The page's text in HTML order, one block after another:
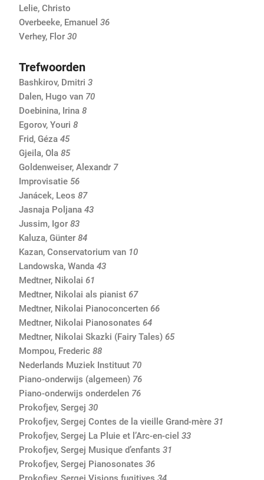
Lelie, Christo
Overbeeke, Emanuel 36
Verhey, Flor 30
Trefwoorden
Bashkirov, Dmitri 3
Dalen, Hugo van 70
Doebinina, Irina 8
Egorov, Youri 8
Frid, Géza 45
Gjeila, Ola 85
Goldenweiser, Alexandr 7
Improvisatie 56
Janácek, Leos 87
Jasnaja Poljana 43
Jussim, Igor 83
Kaluza, Günter 84
Kazan, Conservatorium van 10
Landowska, Wanda 43
Medtner, Nikolai 61
Medtner, Nikolai als pianist 67
Medtner, Nikolai Pianoconcerten 66
Medtner, Nikolai Pianosonates 64
Medtner, Nikolai Skazki (Fairy Tales) 65
Mompou, Frederic 88
Nederlands Muziek Instituut 70
Piano-onderwijs (algemeen) 76
Piano-onderwijs onderdelen 76
Prokofjev, Sergej 30
Prokofjev, Sergej Contes de la vieille Grand-mère 31
Prokofjev, Sergej La Pluie et l’Arc-en-ciel 33
Prokofjev, Sergej Musique d’enfants 31
Prokofjev, Sergej Pianosonates 36